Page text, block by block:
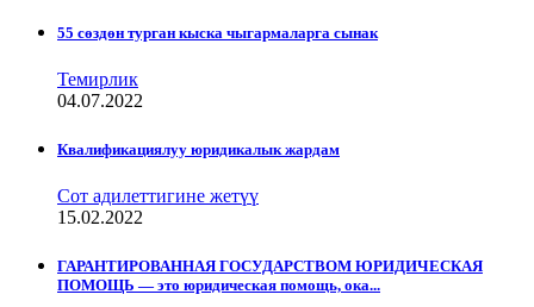
55 сөздөн турган кыска чыгармаларга сынак
Темирлик
04.07.2022
Квалификациялуу юридикалык жардам
Сот адилеттигине жетүү
15.02.2022
ГАРАНТИРОВАННАЯ ГОСУДАРСТВОМ ЮРИДИЧЕСКАЯ
ПОМОЩЬ — это юридическая помощь, ока...